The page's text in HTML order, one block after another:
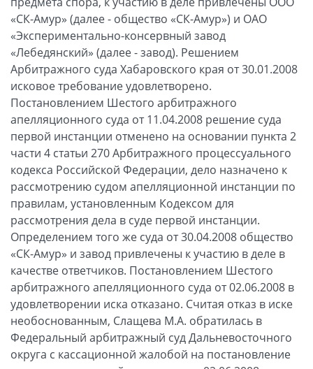
«СК-Амур» (далее - общество «СК-Амур») и ОАО
«Экспериментально-консервный завод
«Лебедянский» (далее - завод). Решением
Арбитражного суда Хабаровского края от 30.01.2008
исковое требование удовлетворено.
Постановлением Шестого арбитражного
апелляционного суда от 11.04.2008 решение суда
первой инстанции отменено на основании пункта 2
части 4 статьи 270 Арбитражного процессуального
кодекса Российской Федерации, дело назначено к
рассмотрению судом апелляционной инстанции по
правилам, установленным Кодексом для
рассмотрения дела в суде первой инстанции.
Определением того же суда от 30.04.2008 общество
«СК-Амур» и завод привлечены к участию в деле в
качестве ответчиков. Постановлением Шестого
арбитражного апелляционного суда от 02.06.2008 в
удовлетворении иска отказано. Считая отказ в иске
необоснованным, Слащева М.А. обратилась в
Федеральный арбитражный суд Дальневосточного
округа с кассационной жалобой на постановление